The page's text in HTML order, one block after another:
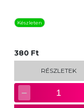
Készleten
380 Ft
RÉSZLETEK
− 1